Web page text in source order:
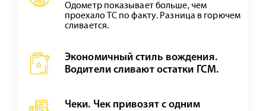
Одометр показывает больше, чем
проехало ТС по факту. Разница в горючем
сливается.
Экономичный стиль вождения.
Водители сливают остатки ГСМ.
Чеки. Чек привозят с одним